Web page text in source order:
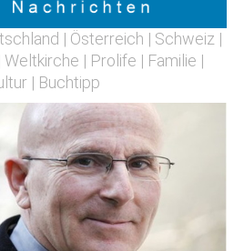
| Österreich | Schweiz |
Weltkirche | Prolife | Familie |
| Buchtipp